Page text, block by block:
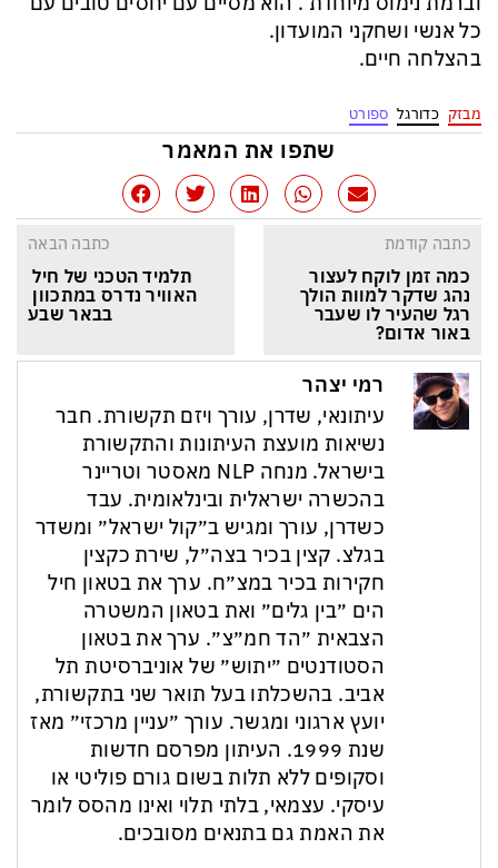
כל אנשי ושחקני המועדון.
בהצלחה חיים.
מבזק כדורגל ספורט
שתפו את המאמר
כתבה קודמת
כמה זמן לוקח לעצור
נהג שדקר למוות הולך
רגל שהעיר לו שעבר
באור אדום?
כתבה הבאה
תלמיד הטכני של חיל
האוויר נדרס במתכוון
בבאר שבע
רמי יצהר
עיתונאי, שדרן, עורך ויזם תקשורת. חבר
נשיאות מועצת העיתונות והתקשורת
בישראל. מנחה NLP מאסטר וטריינר
בהכשרה ישראלית ובינלאומית. עבד
כשדרן, עורך ומגיש ב״קול ישראל״ ומשדר
בגלצ. קצין בכיר בצה״ל, שירת כקצין
חקירות בכיר במצ״ח. ערך את בטאון חיל
הים ״בין גלים״ ואת בטאון המשטרה
הצבאית ״הד חמ״צ״. ערך את בטאון
הסטודנטים ״יתוש״ של אוניברסיטת תל
אביב. בהשכלתו בעל תואר שני בתקשורת,
יועץ ארגוני ומגשר. עורך ״עניין מרכזי״ מאז
שנת 1999. העיתון מפרסם חדשות
וסקופים ללא תלות בשום גורם פוליטי או
עיסקי. עצמאי, בלתי תלוי ואינו מהסס לומר
את האמת גם בתנאים מסובכים.